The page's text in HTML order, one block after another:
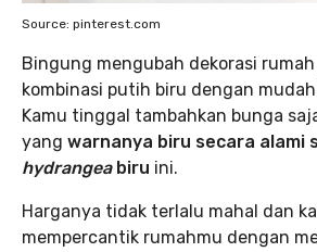
Source: pinterest.com
Bingung mengubah dekorasi
kombinasi putih biru dengan
Kamu tinggal tambahkan bunga
yang warnanya biru secara alami
hydrangeabiru ini.
Harganya tidak terlalu mahal dan
mempercantik rumahmu dengan